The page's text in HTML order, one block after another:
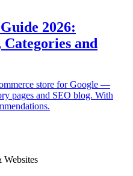
2026:
and
store for Google —
pages and SEO blog. With